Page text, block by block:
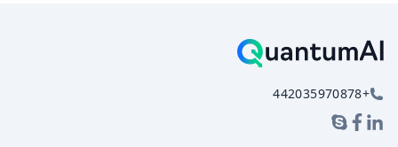
+442035970878